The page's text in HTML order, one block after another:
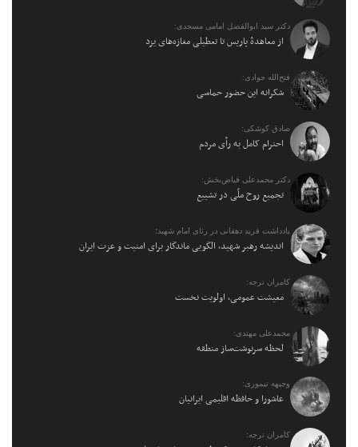
دکتر سید ابوالفضل امامی مسجدی:
از معاهدهٔ پاریس تا تعطیلی مغازه‌های یزد
فتح‌الله جوادی:
شکرانه این حضور حماسی
صادق کوشکی:
احترام کامل به رأی مردم
دکتر محمدعلی فیاض‌بخش:
تجمیع روح ملّی در تشییع
یادداشت فرید دهقانی در رثای امام شهید؛
اندیشه رهبر شهید، الگویی ماندگار برای امنیت و عزت ایران
کامران نرجه:
معیشت عمومی، اولویت نخست
محمدعلی مهتدی:
لحظه سرنوشت‌ساز منطقه
وجیهه تیموری:
عاشورا و حافظه اقلیمی ایرانیان
کامران نرجه: